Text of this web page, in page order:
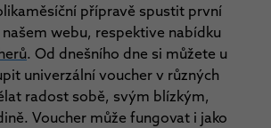
přípravě spustit první
webu, respektive nabídku
. Od dnešního dne si můžete u
univerzální voucher v různých
radost sobě, svým blízkým,
Voucher může fungovat i jako